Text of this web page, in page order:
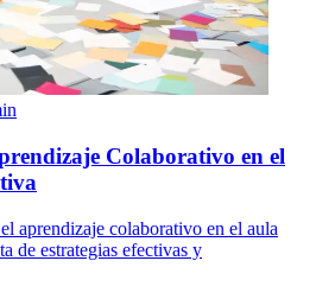
Colaborativo en el
aprendizaje colaborativo en el aula
de estrategias efectivas y